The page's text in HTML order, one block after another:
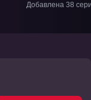
Добавлена 38